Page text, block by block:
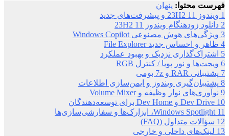
فهرست محتوا: پنهان
1 ویندوز 11 23H2 و پیشرفت‌های جدید
2 دانلود زودهنگام ویندوز 11 23H2
3 ویژگی‌های هوش مصنوعی Windows Copilot
4 ظاهر و احساس جدید File Explorer
5 اشتراک‌گذاری نزدیک و بهبود عملکرد
6 ویجت‌ها و نور پویا / کنترل RGB
7 پشتیبانی RAR و 7z بومی
8 پشتیبان‌گیری ویندوز و ایمن‌سازی اطلاعات
9 نوآوری‌های نوار وظیفه و Volume Mixer
10 Dev Drive و Dev Home برای توسعه‌دهندگان
11 Windows Spotlight، ابزارک‌ها و سفارشی‌سازی‌ها
12 سؤالات متداول (FAQ)
13 لینک‌های داخلی و خارجی